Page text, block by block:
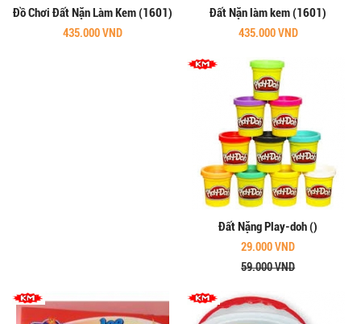
Đồ Chơi Đất Nặn Làm Kem (1601)
435.000 VND
Đất Nặn làm kem (1601)
435.000 VND
Đất Nặng Play-doh ()
29.000 VND
59.000 VND